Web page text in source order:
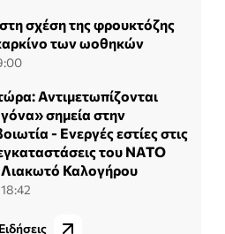
σχέση της φρουκτόζης
των ωοθηκών
Αντιμετωπίζονται
σημεία στην
- Ενεργές εστίες στις
του ΝΑΤΟ
Λιακωτό Καλογήρου
18:42